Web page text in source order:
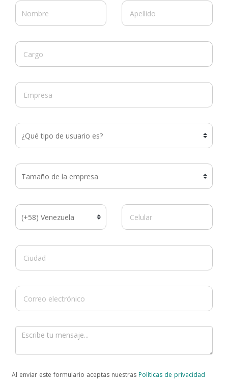
Al enviar este formulario aceptas nuestras Políticas de privacidad